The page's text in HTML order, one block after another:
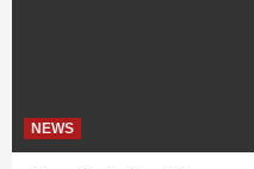
NEWS